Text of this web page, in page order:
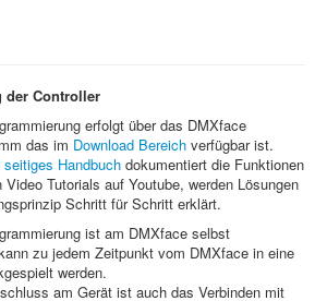
der Controller
erfolgt über das DMXface
das im Download Bereich verfügbar ist.
seitiges Handbuch dokumentiert die Funktionen
Tutorials auf Youtube, werden Lösungen
Schritt für Schritt erklärt.
ist am DMXface selbst
zu jedem Zeitpunkt vom DMXface in eine
werden.
am Gerät ist auch das Verbinden mit